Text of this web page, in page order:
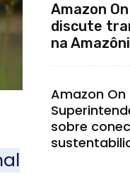
Amazon
discute
na
Amazon On
sobre